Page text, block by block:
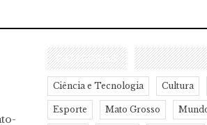
CATEGORIAS
Ciência e Tecnologia Cultura
Esporte Mato Grosso